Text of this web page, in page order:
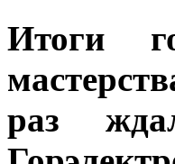
Итоги
раз